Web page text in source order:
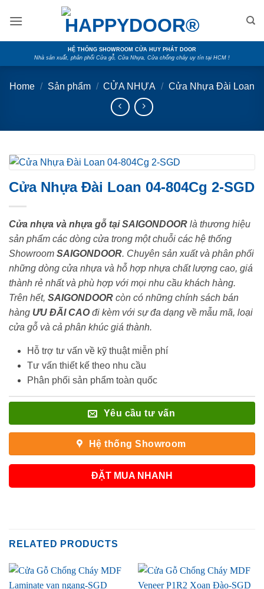
HỆ THỐNG SHOWROOM CỬA HUY PHÁT DOOR
Nhà sản xuất, phân phối Cửa gỗ, Cửa Nhựa, Cửa chống cháy uy tín tại HCM !
Home / Sản phẩm / CỬA NHỰA / Cửa Nhựa Đài Loan
Cửa Nhựa Đài Loan 04-804Cg 2-SGD
Cửa nhựa và nhựa gỗ tại SAIGONDOOR là thương hiệu
sản phẩm các dòng cửa trong một chuỗi các hệ thống
Showroom SAIGONDOOR. Chuyên sản xuất và phân phối
những dòng cửa nhựa và hỗ hợp nhựa chất lượng cao, giá
thành rẻ nhất và phù hợp với mọi nhu cầu khách hàng.
Trên hết, SAIGONDOOR còn có những chính sách bán
hàng ƯU ĐÃI CAOđi kèm với sự đa dạng về mẫu mã, loại
cửa gỗ và cả phân khúc giá thành.
Hỗ trợ tư vấn về kỹ thuật miễn phí
Tư vấn thiết kế theo nhu cầu
Phân phối sản phẩm toàn quốc
Yêu cầu tư vấn
Hệ thống Showroom
ĐẶT MUA NHANH
RELATED PRODUCTS